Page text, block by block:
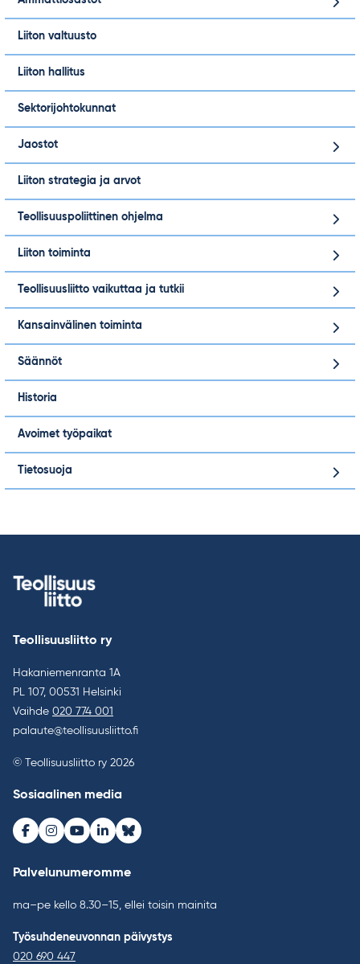
Liiton valtuusto
Liiton hallitus
Sektorijohtokunnat
Jaostot
Liiton strategia ja arvot
Teollisuuspoliittinen ohjelma
Liiton toiminta
Teollisuusliitto vaikuttaa ja tutkii
Kansainvälinen toiminta
Säännöt
Historia
Avoimet työpaikat
Tietosuoja
Teollisuusliitto ry
Hakaniemenranta 1A
PL 107, 00531 Helsinki
Vaihde 020 774 001
palaute@teollisuusliitto.fi
© Teollisuusliitto ry 2026
Sosiaalinen media
Facebook
Instagram
Youtube
LinkedInBluesky
Palvelunumeromme
ma–pe kello 8.30–15, ellei toisin mainita
Työsuhdeneuvonnan päivystys
020 690 447